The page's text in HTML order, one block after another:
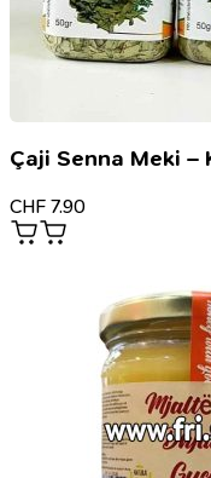
Çaji Senna Meki
CHF 7.90